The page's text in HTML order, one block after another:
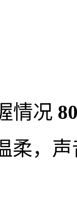
情况
柔，